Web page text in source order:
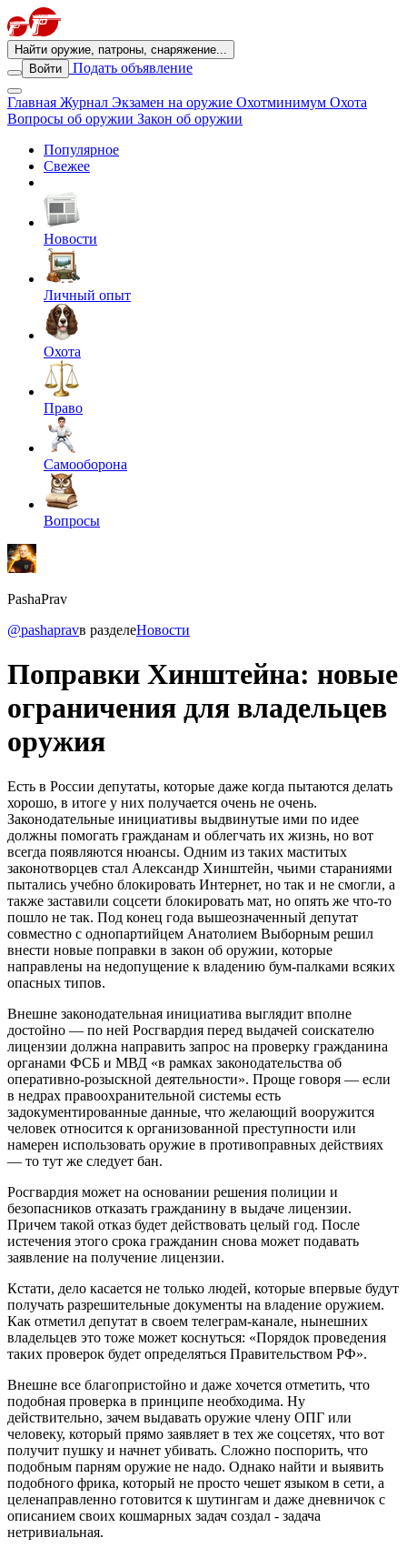
Найти оружие, патроны, снаряжение...
Войти
Подать объявление
Главная Журнал Экзамен на оружие Охотминимум Охота
Вопросы об оружии Закон об оружии
Популярное
Свежее
Новости
Личный опыт
Охота
Право
Самооборона
Вопросы
PashaPrav
@pashapravв разделеНовости
Поправки Хинштейна: новые
ограничения для владельцев
оружия
Есть в России депутаты, которые даже когда пытаются делать
хорошо, в итоге у них получается очень не очень.
Законодательные инициативы выдвинутые ими по идее
должны помогать гражданам и облегчать их жизнь, но вот
всегда появляются нюансы. Одним из таких маститых
законотворцев стал Александр Хинштейн, чьими стараниями
пытались учебно блокировать Интернет, но так и не смогли, а
также заставили соцсети блокировать мат, но опять же что-то
пошло не так. Под конец года вышеозначенный депутат
совместно с однопартийцем Анатолием Выборным решил
внести новые поправки в закон об оружии, которые
направлены на недопущение к владению бум-палками всяких
опасных типов.
Внешне законодательная инициатива выглядит вполне
достойно — по ней Росгвардия перед выдачей соискателю
лицензии должна направить запрос на проверку гражданина
органами ФСБ и МВД «в рамках законодательства об
оперативно-розыскной деятельности». Проще говоря — если
в недрах правоохранительной системы есть
задокументированные данные, что желающий вооружится
человек относится к организованной преступности или
намерен использовать оружие в противоправных действиях
— то тут же следует бан.
Росгвардия может на основании решения полиции и
безопасников отказать гражданину в выдаче лицензии.
Причем такой отказ будет действовать целый год. После
истечения этого срока гражданин снова может подавать
заявление на получение лицензии.
Кстати, дело касается не только людей, которые впервые будут
получать разрешительные документы на владение оружием.
Как отметил депутат в своем телеграм-канале, нынешних
владельцев это тоже может коснуться: «Порядок проведения
таких проверок будет определяться Правительством РФ».
Внешне все благопристойно и даже хочется отметить, что
подобная проверка в принципе необходима. Ну
действительно, зачем выдавать оружие члену ОПГ или
человеку, который прямо заявляет в тех же соцсетях, что вот
получит пушку и начнет убивать. Сложно поспорить, что
подобным парням оружие не надо. Однако найти и выявить
подобного фрика, который не просто чешет языком в сети, а
целенаправленно готовится к шутингам и даже дневничок с
описанием своих кошмарных задач создал - задача
нетривиальная.